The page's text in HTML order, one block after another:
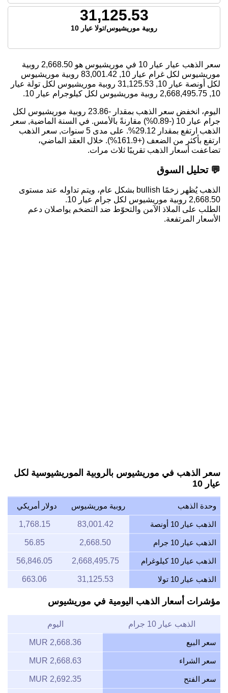
31,125.53
روبية موريشيوس/تولا عيار 10
سعر الذهب عيار عيار 10 في موريشيوس هو 2,668.50 روبية
موريشيوس لكل غرام عيار 10,
83,001.42 روبية موريشيوس
لكل أونصة عيار 10,
31,125.53 روبية موريشيوس لكل تولة عيار
10,
2,668,495.75 روبية موريشيوس لكل كيلوجرام عيار 10.
اليوم، انخفض سعر الذهب بمقدار -23.86 روبية موريشيوس لكل
جرام عيار 10 (-0.89%) مقارنةً بالأمس. في السنة الماضية, سعر
الذهب ارتفع بمقدار 29.12%. على مدى 5 سنوات, سعر الذهب
ارتفع بأكثر من الضعف (+161.9%). خلال العقد الماضي،
تضاعفت أسعار الذهب تقريبًا ثلاث مرات.
💬 تحليل السوق
الذهب يُظهر زخمًا bullish بشكل عام، ويتم تداوله عند مستوى
2,668.50 روبية موريشيوس لكل جرام عيار 10.
الطلب على الملاذ الآمن والتحوّط ضد التضخم يواصلان دعم
الأسعار المرتفعة.
سعر الذهب في موريشيوس بالروبية الموريشيوسية لكل
عيار 10
وحدة الذهب روبية موريشيوس دولار أمريكي
الذهب عيار 10 أونصة 83,001.42
1,768.15
الذهب عيار 10 جرام 2,668.50
56.85
الذهب عيار 10 كيلوغرام 2,668,495.75
56,846.05
الذهب عيار 10 تولا 31,125.53
663.06
مؤشرات أسعار الذهب اليومية في موريشيوس
الذهب عيار 10 جرام اليوم
سعر البيع 2,668.36 MUR
سعر الشراء 2,668.63 MUR
سعر الفتح 2,692.35 MUR